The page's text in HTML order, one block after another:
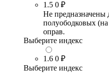
1.5 0 ₽
Не предназначены
полуободковых
оправ.
Выберите индекс
1.6 0 ₽
Выберите индекс